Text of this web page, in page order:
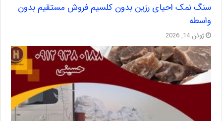
سنگ نمک احیای رزین بدون کلسیم فروش مستقیم بدون
واسطه
ژوئن 14, 2026